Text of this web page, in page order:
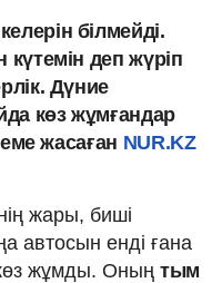
білмейді.
күтемін деп жүріп
Дүние
көз жұмғандар
жасаған NUR.KZ
жары, биші
автосын енді ғана
жұмды. Оның тым